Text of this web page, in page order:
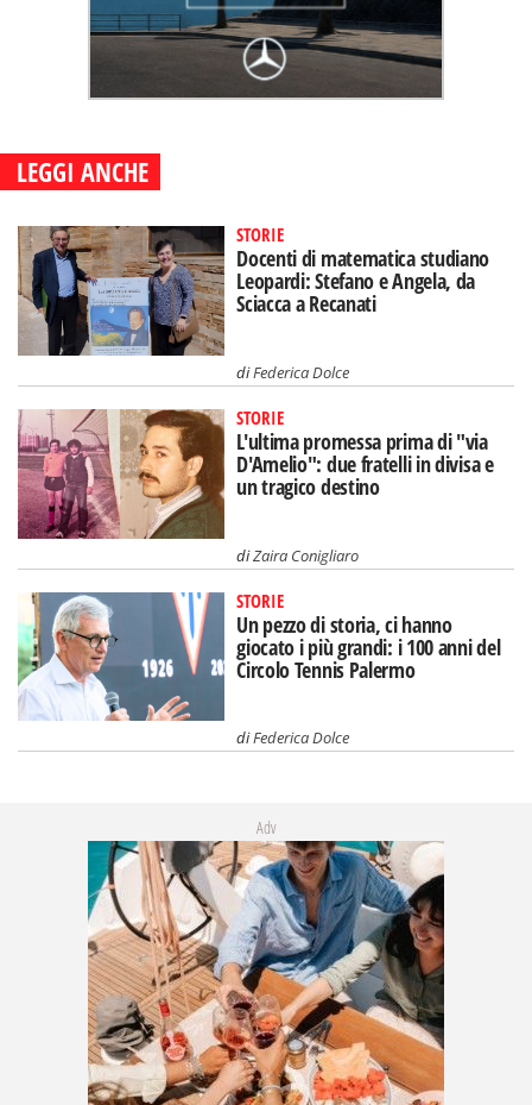
LEGGI ANCHE
STORIE
Docenti di matematica studiano
Leopardi: Stefano e Angela, da
Sciacca a Recanati
diFederica Dolce
STORIE
L'ultima promessa prima di "via
D'Amelio": due fratelli in divisa e
un tragico destino
diZaira Conigliaro
STORIE
Un pezzo di storia, ci hanno
giocato i più grandi: i 100 anni del
Circolo Tennis Palermo
diFederica Dolce
Adv